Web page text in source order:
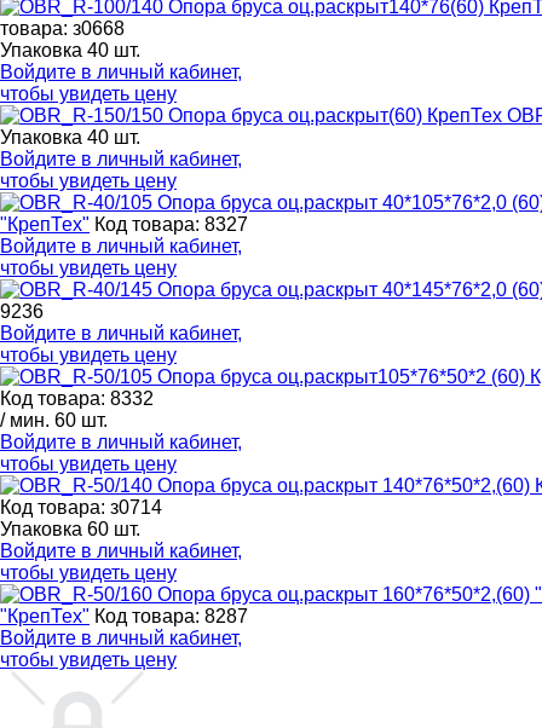
товара: з0668
Упаковка 40 шт.
Войдите в личный кабинет,
чтобы увидеть цену
Упаковка 40 шт.
Войдите в личный кабинет,
чтобы увидеть цену
"КрепТех" Код товара: 8327
Войдите в личный кабинет,
чтобы увидеть цену
9236
Войдите в личный кабинет,
чтобы увидеть цену
Код товара: 8332
/ мин. 60 шт.
Войдите в личный кабинет,
чтобы увидеть цену
Код товара: з0714
Упаковка 60 шт.
Войдите в личный кабинет,
чтобы увидеть цену
"КрепТех" Код товара: 8287
Войдите в личный кабинет,
чтобы увидеть цену